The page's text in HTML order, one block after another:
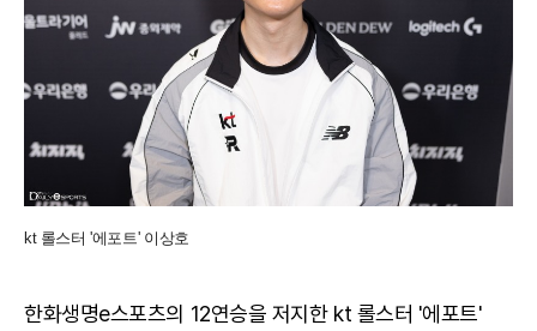
kt 롤스터 '에포트' 이상호
한화생명e스포츠의 12연승을 저지한 kt 롤스터 '에포트'